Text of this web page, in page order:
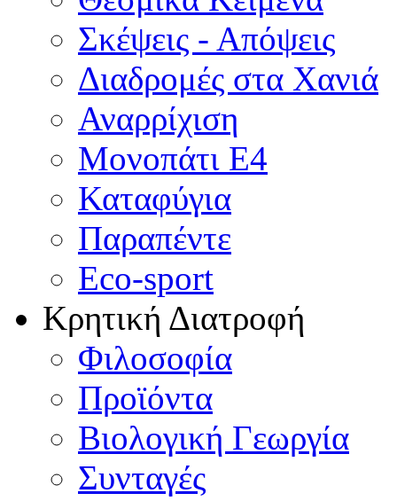
Σκέψεις - Απόψεις
Διαδρομές στα Χανιά
Αναρρίχιση
Μονοπάτι Ε4
Καταφύγια
Παραπέντε
Eco-sport
Κρητική Διατροφή
Φιλοσοφία
Προϊόντα
Βιολογική Γεωργία
Συνταγές